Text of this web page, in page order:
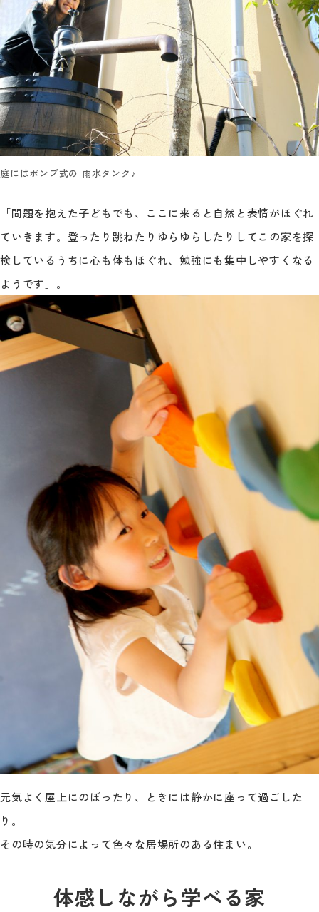
庭にはポンプ式の 雨水タンク♪
「問題を抱えた子どもでも、ここに来ると自然と表情がほぐれ
ていきます。登ったり跳ねたりゆらゆらしたりしてこの家を探
検しているうちに心も体もほぐれ、勉強にも集中しやすくなる
ようです」。
元気よく屋上にのぼったり、ときには静かに座って過ごした
り。
その時の気分によって色々な居場所のある住まい。
体感しながら学べる家